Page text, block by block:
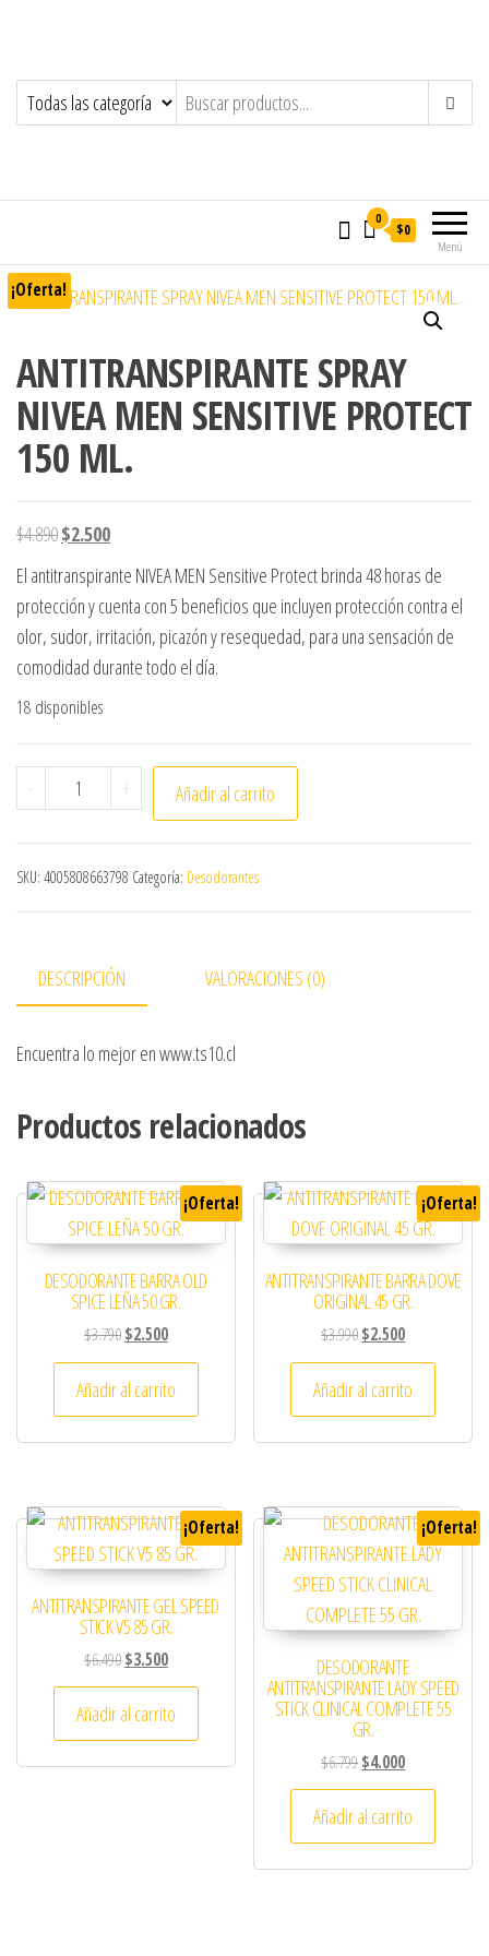
Menú
0
$0
¡Oferta!
ANTITRANSPIRANTE SPRAY
NIVEA MEN SENSITIVE PROTECT
150 ML.
$4.890El precio original era: $4.890.
$2.500El precio actual es: $2.500.
El antitranspirante NIVEAMEN Sensitive Protectbrinda 48 horas de
protección y cuenta con 5 beneficios que incluyen protección contra el
olor, sudor, irritación, picazón y resequedad, para una sensación de
comodidad durante todo el día.
18 disponibles
- ANTITRANSPIRANTE SPRAY NIVEA MEN SENSITIVE
+ Añadir al carrito
SKU: 4005808663798 Categoría: Desodorantes
DESCRIPCIÓN VALORACIONES (0)
Encuentra lo mejor en www.ts10.cl
Productos relacionados
¡Oferta!
DESODORANTE BARRA OLD
SPICE LEÑA 50 GR.
$3.790El precio original era: $3.790.
$2.500El precio actual es: $2.500.
Añadir al carrito
¡Oferta!
ANTITRANSPIRANTE BARRA DOVE
ORIGINAL 45 GR.
$3.990El precio original era:
$2.500El precio
Añadir al carrito
¡Oferta!
ANTITRANSPIRANTE GEL SPEED
STICK V5 85 GR.
$6.490El precio original era: $6.490.
$3.500El precio actual es: $3.500.
Añadir al carrito
¡Oferta!
DESODORANTE
ANTITRANSPIRANTE LADY SPEED
STICK CLINICAL COMPLETE 55
GR.
$6.799El precio original era:
$4.000El precio
Añadir al carrito